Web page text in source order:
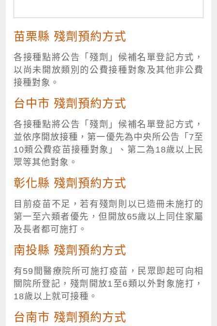
苗栗縣 殘劑預約方式
各接種點將公告「殘劑」候補名單登記方式，
以尚未開放類別的公費接種對象及其他非公費
接種對象。
台中市 殘劑預約方式
各接種點將公告「殘劑」候補名單登記方式，
並依序開放接種，第一優先為中央所公告「7至
10類公費疫苗接種對象」、第二為18歲以上民
眾等其他對象。
彰化縣 殘劑預約方式
目前疫苗不足，若有殘劑則以已造冊未施打的
第一至六類者優先，但開放65歲以上同住家屬
及長者都可施打。
南投縣 殘劑預約方式
有59間醫療院所可施打疫苗，民眾即起可向相
關院所登記，殘劑開放1至6類以外對象施打，
18歲以上就可接種。
台南市 殘劑預約方式